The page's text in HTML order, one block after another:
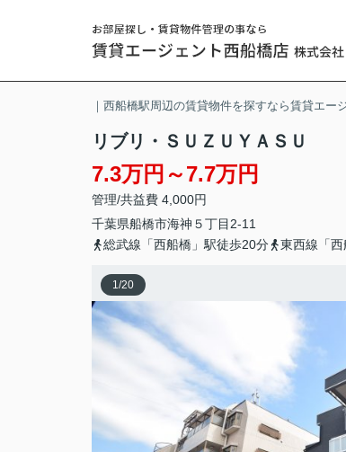
｜西船橋駅周辺の賃貸物件を探すなら賃貸エー
リブリ・ＳＵＺＵＹＡＳＵ
7.3万円～7.7万円
管理/共益費 4,000円
千葉県船橋市海神 ５丁目2-11
総武線「西船橋」駅徒歩20分
東西線「
1/20